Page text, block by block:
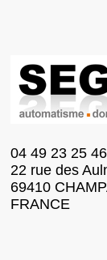
04 49 23 25 46
22 rue des
69410
FRANCE